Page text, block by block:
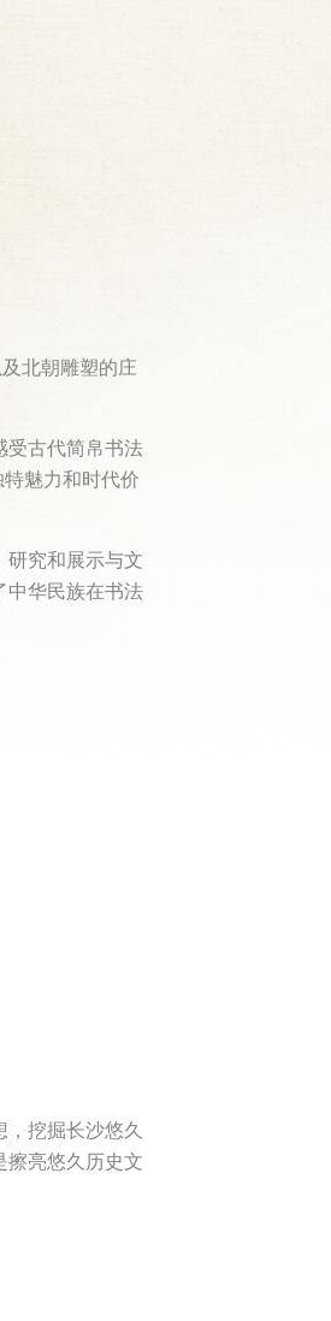
北朝雕塑的庄
古代简帛书法
魅力和时代价
研究和展示与文
中华民族在书法
挖掘长沙悠久
擦亮悠久历史文